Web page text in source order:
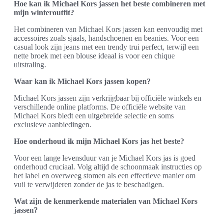
Hoe kan ik Michael Kors jassen het beste combineren met
mijn winteroutfit?
Het combineren van Michael Kors jassen kan eenvoudig met
accessoires zoals sjaals, handschoenen en beanies. Voor een
casual look zijn jeans met een trendy trui perfect, terwijl een
nette broek met een blouse ideaal is voor een chique
uitstraling.
Waar kan ik Michael Kors jassen kopen?
Michael Kors jassen zijn verkrijgbaar bij officiële winkels en
verschillende online platforms. De officiële website van
Michael Kors biedt een uitgebreide selectie en soms
exclusieve aanbiedingen.
Hoe onderhoud ik mijn Michael Kors jas het beste?
Voor een lange levensduur van je Michael Kors jas is goed
onderhoud cruciaal. Volg altijd de schoonmaak instructies op
het label en overweeg stomen als een effectieve manier om
vuil te verwijderen zonder de jas te beschadigen.
Wat zijn de kenmerkende materialen van Michael Kors
jassen?